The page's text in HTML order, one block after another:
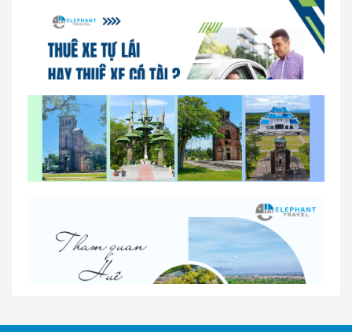
So sánh thuê xe tự lái và thuê xe có tài xế tại Huế
Nhà Xe Con Voi – Dịch Vụ Cho Thuê Xe Từ Huế,
Sân Bay Phú Bài Đi Thánh Địa La Vang